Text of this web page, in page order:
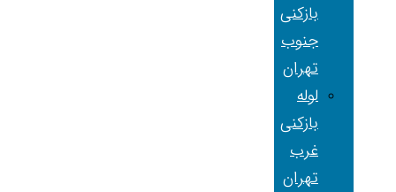
بازکنی
جنوب
تهران
لوله
بازکنی
غرب
تهران